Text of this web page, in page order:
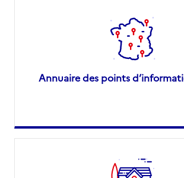
Annuaire des points